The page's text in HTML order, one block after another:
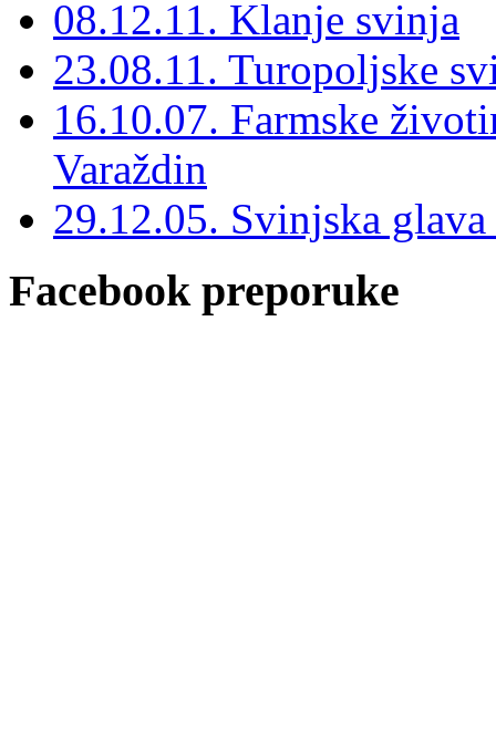
08.12.11. Klanje svinja
23.08.11. Turopoljske
16.10.07. Farmske
Varaždin
29.12.05. Svinjska
Facebook preporuke